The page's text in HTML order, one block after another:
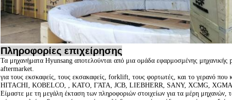
Πληροφορίες επιχείρησης
Τα μηχανήματα Hyunsang αποτελούνται από μια ομάδα εφαρμοσμένης
aftermarket.
για τους εκσκαφείς, τους εκσακαφείς, forklift, τους φορτωτές, και το γερανό που
HITACHI, KOBELCO, , KATO, ΓΆΤΑ, JCB, LIEBHERR, SANY, XCMG,
Είμαστε με τη μεγάλη έκταση των πληροφοριών στοιχείων για τα μέρη